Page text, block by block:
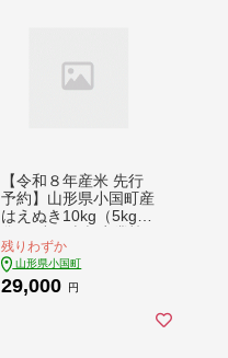
【令和８年産米 先行
予約】山形県小国町産
はえぬき10kg（5kg×2
同組合
残りわずか
山形県小国町
29,000 円